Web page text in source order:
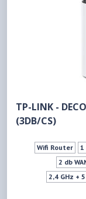
TP-LINK -
(3DB/CS)
Wifi Router 1
2 db
2,4 GHz +